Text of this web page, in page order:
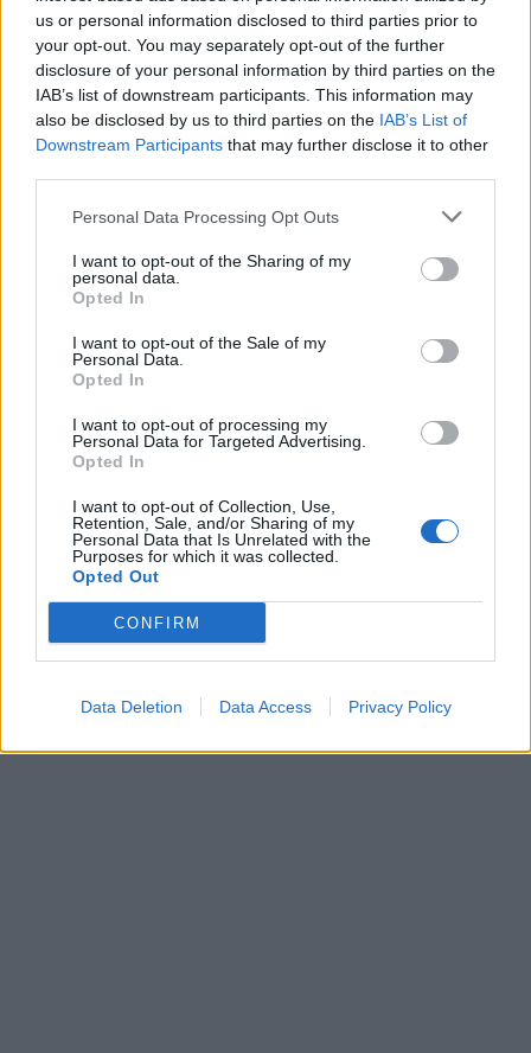
us or personal information disclosed to third parties prior to
your opt-out. You may separately opt-out of the further
disclosure of your personal information by third parties on the
IAB’s list of downstream participants. This information may
also be disclosed by us to third parties on the IAB’s List of
Downstream Participants that may further disclose it to other
Personal Data Processing Opt Outs
I want to opt-out of the Sharing of my
personal data.
Opted In
I want to opt-out of the Sale of my
Personal Data.
Opted In
I want to opt-out of processing my
Personal Data for Targeted Advertising.
Opted In
I want to opt-out of Collection, Use,
Retention, Sale, and/or Sharing of my
Personal Data that Is Unrelated with the
Purposes for which it was collected.
Opted Out
CONFIRM
Data Deletion Data Access Privacy Policy
Ακολουθήστε τοnotospress.grστο Google News και
μάθετε πρώτοιόλες τις ειδήσεις
ΝΕΑ ΚΙΟΣ